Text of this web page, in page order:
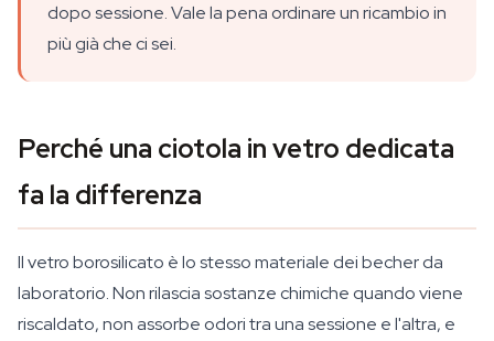
dopo sessione. Vale la pena ordinare un ricambio in
più già che ci sei.
Perché una ciotola in vetro dedicata
fa la differenza
Il vetro borosilicato è lo stesso materiale dei becher da
laboratorio. Non rilascia sostanze chimiche quando viene
riscaldato, non assorbe odori tra una sessione e l'altra, e